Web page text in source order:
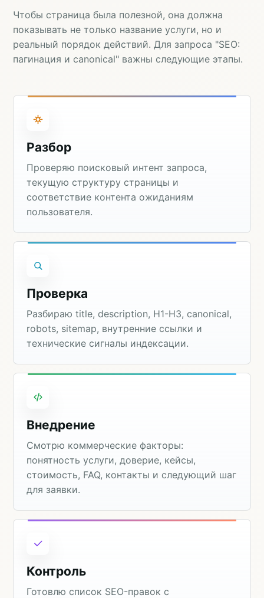
Чтобы страница была полезной, она должна
показывать не только название услуги, но и
реальный порядок действий. Для запроса "SEO:
пагинация и canonical" важны следующие этапы.
Разбор
Проверяю поисковый интент запроса,
текущую структуру страницы и
соответствие контента ожиданиям
пользователя.
Проверка
Разбираю title, description, H1-H3, canonical,
robots, sitemap, внутренние ссылки и
технические сигналы индексации.
Внедрение
Смотрю коммерческие факторы:
понятность услуги, доверие, кейсы,
стоимость, FAQ, контакты и следующий шаг
для заявки.
Контроль
Готовлю список SEO-правок с